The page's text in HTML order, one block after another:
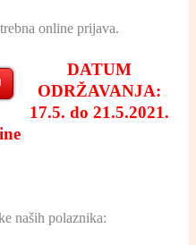
online prijava.
DATUM
ODRŽAVANJA:
17.5. do 21.5.2021.
naših polaznika: